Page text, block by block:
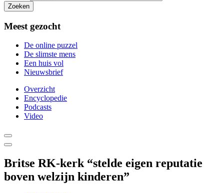
Zoeken
Meest gezocht
De online puzzel
De slimste mens
Een huis vol
Nieuwsbrief
Overzicht
Encyclopedie
Podcasts
Video
Britse RK-kerk “stelde eigen reputatie
boven welzijn kinderen”